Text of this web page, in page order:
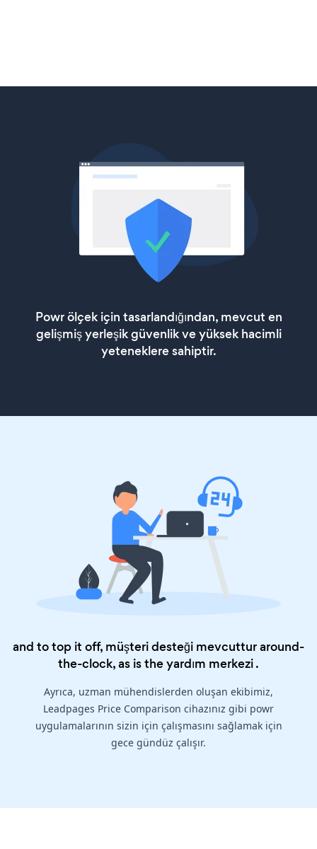
Powr ölçek için tasarlandığından, mevcut en
gelişmiş yerleşik güvenlik ve yüksek hacimli
yeteneklere sahiptir.
and to top it off, müşteri desteği mevcuttur around-
the-clock, as is theyardım merkezi.
Ayrıca, uzman mühendislerden oluşan ekibimiz,
Leadpages Price Comparison cihazınız gibi powr
uygulamalarının sizin için çalışmasını sağlamak için
gece gündüz çalışır.